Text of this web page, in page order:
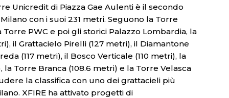
Unicredit di Piazza Gae Aulenti è il secondo
con i suoi 231 metri. Seguono la Torre
Torre PWC e poi gli storici Palazzo Lombardia, la
il Grattacielo Pirelli (127 metri), il Diamantone
(117 metri), il Bosco Verticale (110 metri), la
la Torre Branca (108.6 metri) e la Torre Velasca
la classifica con uno dei grattacieli più
XFIRE ha attivato progetti di